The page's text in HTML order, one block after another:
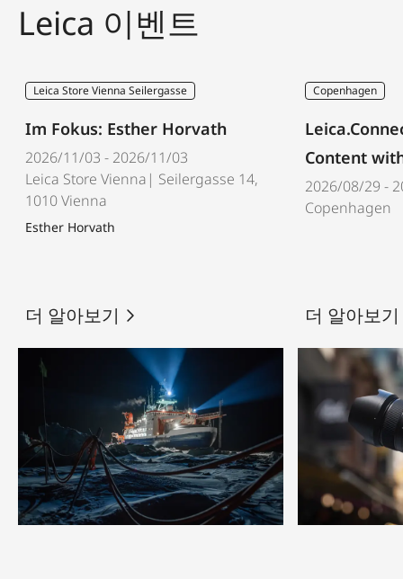
Leica 이벤트
Leica Store Vienna Seilergasse
Im Fokus: Esther Horvath
2026/11/03 - 2026/11/03
Leica Store Vienna| Seilergasse 14,
1010 Vienna
Esther Horvath
더 알아보기
Copenhagen
Content
2026/08/29 -
Copenhagen
더 알아보기